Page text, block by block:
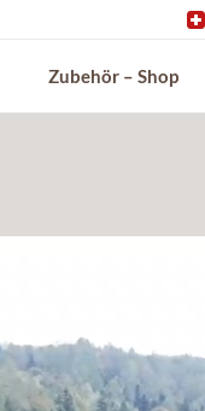
Zubehör – Shop